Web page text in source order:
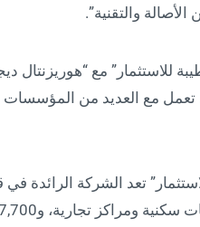
والتقنية”.
للاستثمار” مع “هوريزنتال
مع العديد من المؤسسات